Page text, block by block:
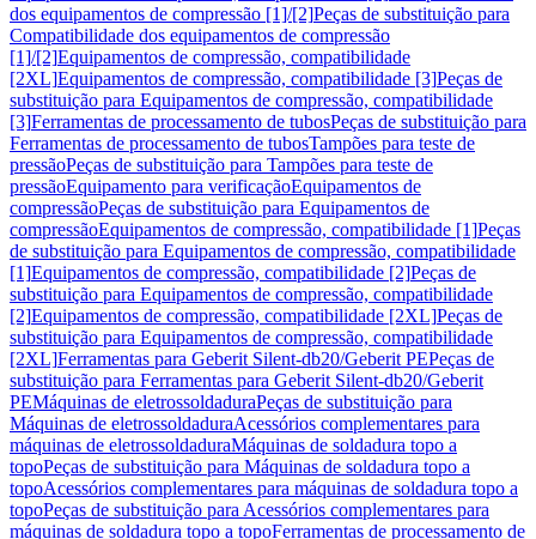
dos equipamentos de compressão [1]/[2]Peças de substituição para
Compatibilidade dos equipamentos de compressão
[1]/[2]Equipamentos de compressão, compatibilidade
[2XL]Equipamentos de compressão, compatibilidade [3]Peças de
substituição para Equipamentos de compressão, compatibilidade
[3]Ferramentas de processamento de tubosPeças de substituição para
Ferramentas de processamento de tubosTampões para teste de
pressãoPeças de substituição para Tampões para teste de
pressãoEquipamento para verificaçãoEquipamentos de
compressãoPeças de substituição para Equipamentos de
compressãoEquipamentos de compressão, compatibilidade [1]Peças
de substituição para Equipamentos de compressão, compatibilidade
[1]Equipamentos de compressão, compatibilidade [2]Peças de
substituição para Equipamentos de compressão, compatibilidade
[2]Equipamentos de compressão, compatibilidade [2XL]Peças de
substituição para Equipamentos de compressão, compatibilidade
[2XL]Ferramentas para Geberit Silent-db20/Geberit PEPeças de
substituição para Ferramentas para Geberit Silent-db20/Geberit
PEMáquinas de eletrossoldaduraPeças de substituição para
Máquinas de eletrossoldaduraAcessórios complementares para
máquinas de eletrossoldaduraMáquinas de soldadura topo a
topoPeças de substituição para Máquinas de soldadura topo a
topoAcessórios complementares para máquinas de soldadura topo a
topoPeças de substituição para Acessórios complementares para
máquinas de soldadura topo a topoFerramentas de processamento de